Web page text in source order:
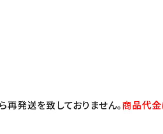
発送を致しておりません。商品代金